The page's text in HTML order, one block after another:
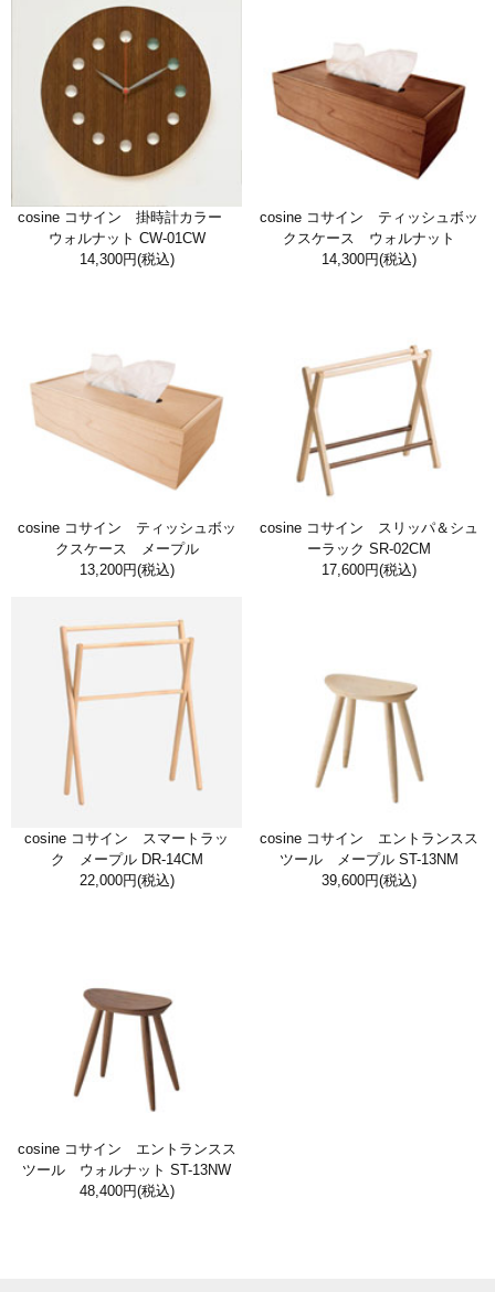
cosine コサイン 掛時計カラー
ウォルナット CW-01CW
14,300円(税込)
cosine コサイン ティッシュボッ
クスケース ウォルナット
14,300円(税込)
cosine コサイン ティッシュボッ
クスケース メープル
13,200円(税込)
cosine コサイン スリッパ＆シュ
ーラック SR-02CM
17,600円(税込)
cosine コサイン スマートラッ
ク メープル DR-14CM
22,000円(税込)
cosine コサイン エントランスス
ツール メープル ST-13NM
39,600円(税込)
cosine コサイン エントランスス
ツール ウォルナット ST-13NW
48,400円(税込)